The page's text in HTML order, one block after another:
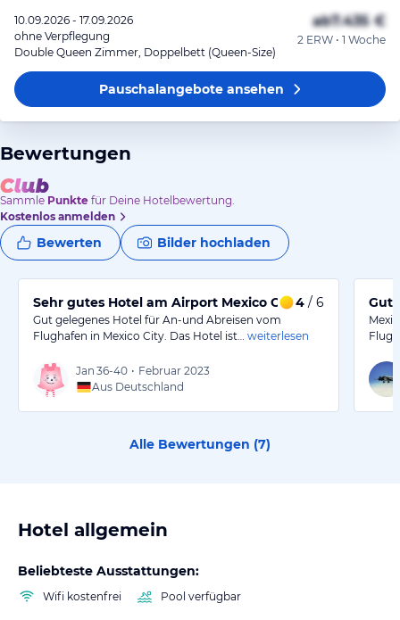
10.09.2026 - 17.09.2026
ohne Verpflegung
Double Queen Zimmer, Doppelbett (Queen-Size)
ab7.435 €
2 ERW • 1 Woche
Pauschalangeboteansehen
Bewertungen
Sammle Punkte für Deine Hotelbewertung.
Kostenlos anmelden
Bewerten Bilder hochladen
Sehr gutes Hotel am Airport Mexico City4 / 6
Gut gelegenes Hotel für An-und Abreisen vom
Flughafen in Mexico City. Das Hotel ist…
weiterlesen
Jan 36-40 • Februar 2023
Aus Deutschland
Alle Bewertungen (7)
Hotel allgemein
Beliebteste Ausstattungen:
Wifi kostenfrei Pool verfügbar